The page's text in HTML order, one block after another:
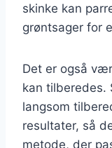
skinke kan
grøntsager for
Det er også
kan tilberedes.
langsom
resultater, så
metode, der